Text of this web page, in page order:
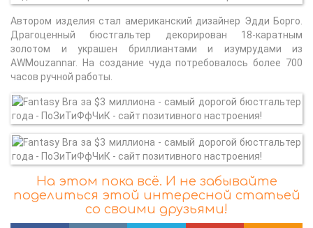
Автором изделия стал американский дизайнер Эдди Борго.
Драгоценный бюстгальтер декорирован 18-каратным
золотом и украшен бриллиантами и изумрудами из
AWMouzannar. На создание чуда потребовалось более 700
часов ручной работы.
На этом пока всё. И не забывайте
поделиться этой интересной статьей
со своими друзьями!